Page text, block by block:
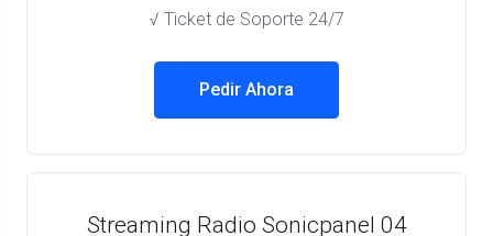
√ Ticket de Soporte 24/7
Pedir Ahora
Streaming Radio Sonicpanel 04